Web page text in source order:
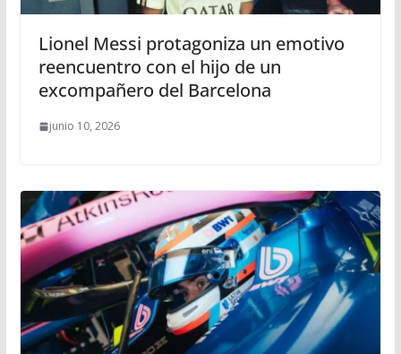
Lionel Messi protagoniza un emotivo
reencuentro con el hijo de un
excompañero del Barcelona
junio 10, 2026